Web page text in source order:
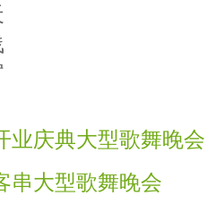
二人转《美观》
歌曲--《我是一
--歌曲--《啥最牛》
歌曲--《拉萨夜
歌曲--《美丽的
欢乐
--歌曲--《一搭搭
业庆典大型歌舞晚会
串大型歌舞晚会